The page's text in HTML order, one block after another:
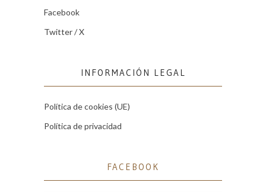
Facebook
Twitter / X
INFORMACIÓN LEGAL
Política de cookies (UE)
Política de privacidad
FACEBOOK